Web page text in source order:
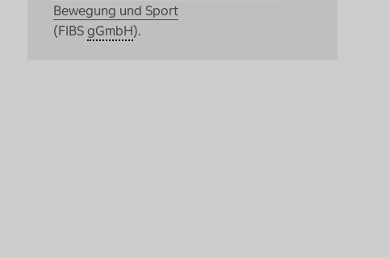
Bewegung und Sport
(FIBSgGmbH).